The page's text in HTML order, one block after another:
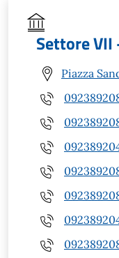
Settore VII
Piazza